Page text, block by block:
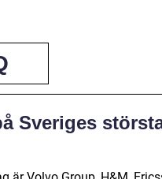
Sveriges